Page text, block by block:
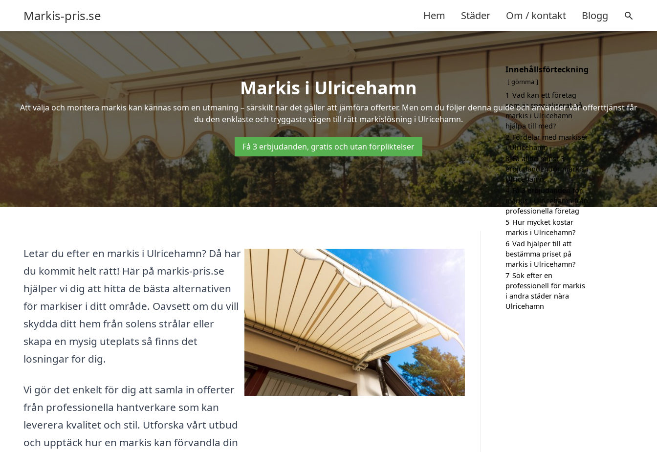
Markis-pris.se Hem Städer Om / kontakt Blogg
Markis i Ulricehamn
Att välja och montera markis kan kännas som en utmaning – särskilt när det gäller att jämföra offerter. Men om du följer denna guide och använder vår offerttjänst får
du den enklaste och tryggaste vägen till rätt markislösning i Ulricehamn.
Få 3 erbjudanden, gratis och utan förpliktelser
Letar du efter en markis i Ulricehamn? Då har
du kommit helt rätt! Här på markis-pris.se
hjälper vi dig att hitta de bästa alternativen
för markiser i ditt område. Oavsett om du vill
skydda ditt hem från solens strålar eller
skapa en mysig uteplats så finns det
lösningar för dig.
Vi gör det enkelt för dig att samla in offerter
från professionella hantverkare som kan
leverera kvalitet och stil. Utforska vårt utbud
och upptäck hur en markis kan förvandla din
Innehållsförteckning
gömma
1 Vad kan ett företag
som är specialiserat på
markis i Ulricehamn
hjälpa till med?
2 Fördelar med markiser
i Ulricehamn
3 Få alltid minst 3
erbjudanden för markis i
Ulricehamn
4 Få 3 erbjudanden för
markis i Ulricehamn från
professionella företag
5 Hur mycket kostar
markis i Ulricehamn?
6 Vad hjälper till att
bestämma priset på
markis i Ulricehamn?
7 Sök efter en
professionell för markis
i andra städer nära
Ulricehamn